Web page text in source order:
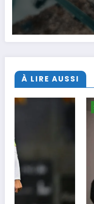
À LIRE AUSSI